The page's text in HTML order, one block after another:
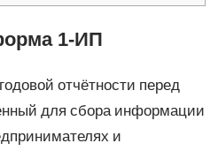
1-ИП
отчётности перед
для сбора информации
и